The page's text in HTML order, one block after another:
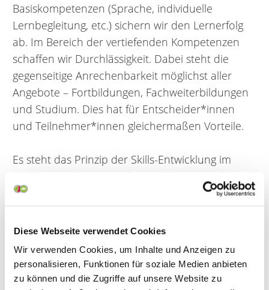
Diese Webseite verwendet Cookies
Wir verwenden Cookies, um Inhalte und Anzeigen zu
personalisieren, Funktionen für soziale Medien anbieten
zu können und die Zugriffe auf unsere Website zu
Basiskompetenzen (Sprache, individuelle
Lernbegleitung, etc.) sichern wir den Lernerfolg
ab. Im Bereich der vertiefenden Kompetenzen
schaffen wir Durchlässigkeit. Dabei steht die
gegenseitige Anrechenbarkeit möglichst aller
Angebote – Fortbildungen, Fachweiterbildungen
und Studium. Dies hat für Entscheider*innen
und Teilnehmer*innen gleichermaßen Vorteile.
Es steht das Prinzip der Skills-Entwicklung im
Vordergrund. Der Mitarbeitende benötigt diese
Skills für seine Arbeit am, und mit dem
Menschen. Die individuell erworbenen Skills
führen bei uns zum angestrebten Abschluss
(Grade) – nicht umgekehrt. Wir vermeiden
dadurch doppelte Inhalte in Aus- und
Weiterbildungen und honorieren die hohe